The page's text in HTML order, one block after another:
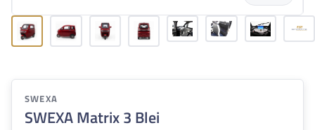
SWEXA
SWEXA Matrix 3 Blei